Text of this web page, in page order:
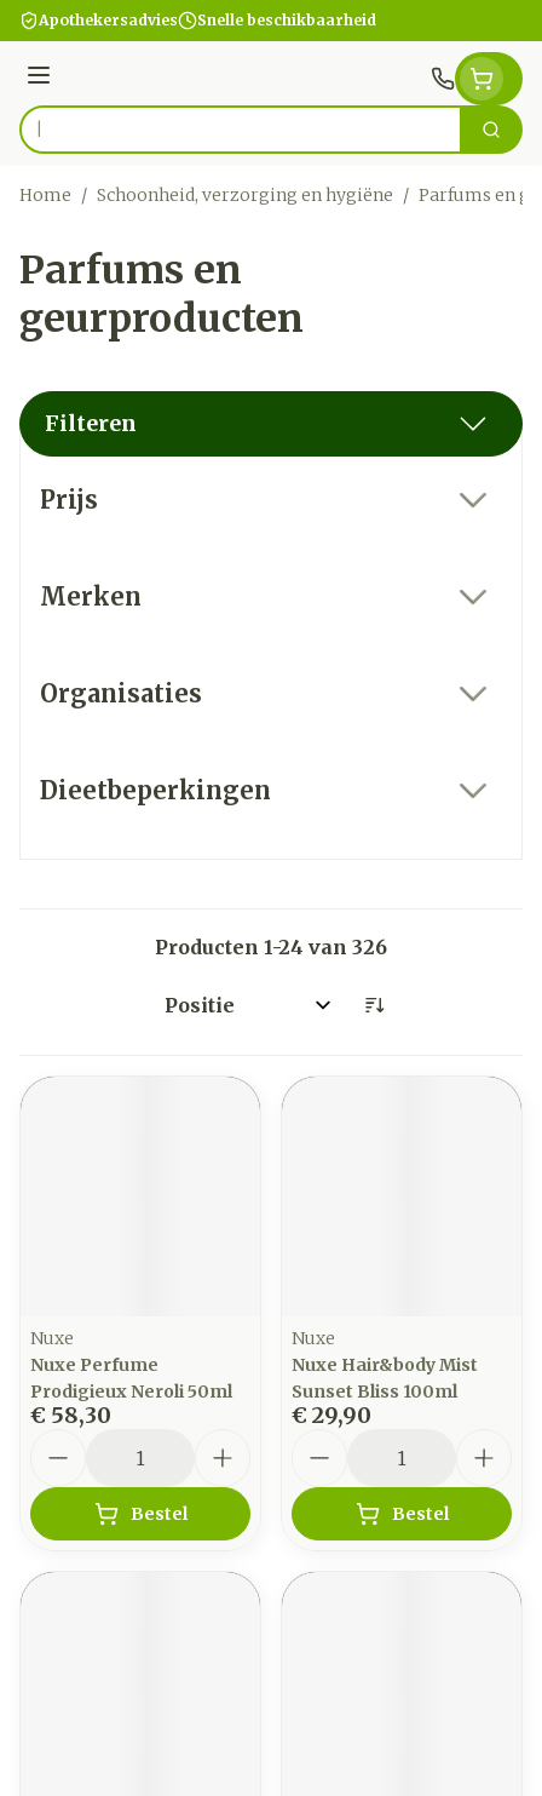
Ga naar de inhoud
Apothekersadvies Snelle beschikbaarheid
Menu
Product, merk, categorie... Zoek
Home / Schoonheid, verzorging en hygiëne / Parfums en
Parfums en
geurproducten
Filteren
Prijs
Merken
Organisaties
Dieetbeperkingen
Producten 1-24 van 326
Sorteer op:
Nuxe
Nuxe Perfume
Prodigieux Neroli 50ml
€ 58,30
Bestel
Nuxe
Nuxe Hair&body Mist
Sunset Bliss 100ml
€ 29,90
Bestel